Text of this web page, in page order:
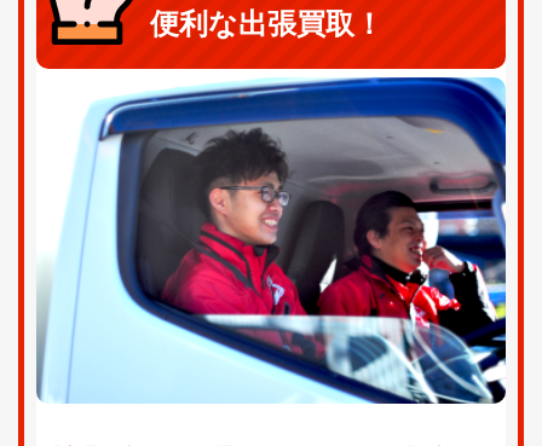
便利な出張買取！